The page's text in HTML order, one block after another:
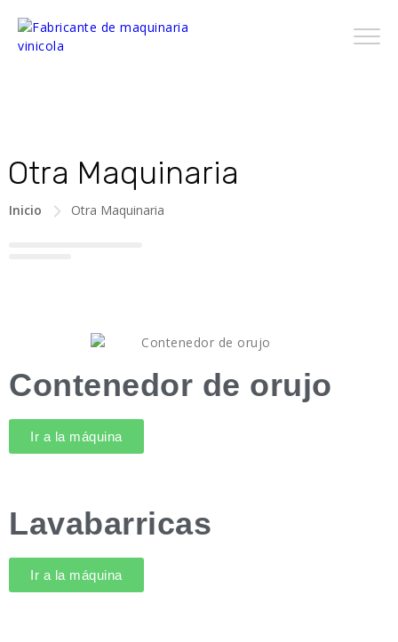
Otra Maquinaria
Inicio Otra Maquinaria
Contenedor de orujo
Ir a la máquina
Lavabarricas
Ir a la máquina